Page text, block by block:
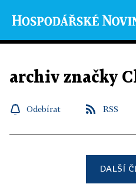
archiv značky
Odebírat RSS
DALŠÍ